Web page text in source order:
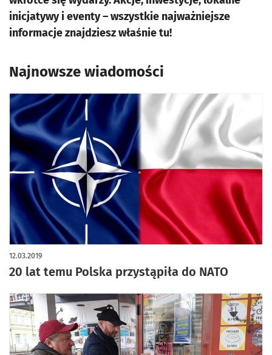
inicjatywy i eventy – wszystkie najważniejsze
informacje znajdziesz właśnie tu!
Najnowsze wiadomości
20 lat temu Polska przystąpiła do NATO
12.03.2019